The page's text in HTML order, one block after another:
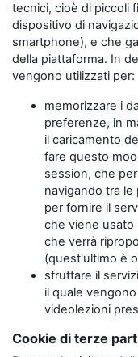
tecnici, cioè di piccoli
dispositivo di
smartphone), e che
della piattaforma. In
vengono utilizzati per:
memorizzare i
preferenze, in
il caricamento
fare questo
session, che
navigando tra
per fornire il
che viene usato
che verrà
(quest'ultimo è
sfruttare il
il quale
videolezioni
Cookie di terze